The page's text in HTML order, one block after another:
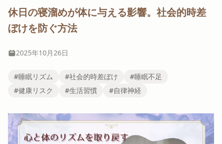
休日の寝溜めが体に与える影響。社会的時差
ぼけを防ぐ方法
2025年10月26日
#睡眠リズム #社会的時差ぼけ
#睡眠不足
#健康リスク
#生活習慣 #自律神経